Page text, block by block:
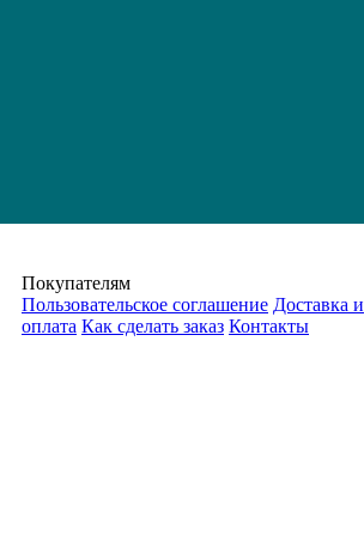
Покупателям
Пользовательское соглашение Доставка и
оплата Как сделать заказ Контакты